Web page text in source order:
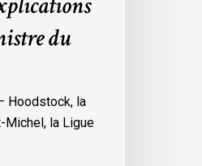
du
Hoodstock, la
Michel, la Ligue